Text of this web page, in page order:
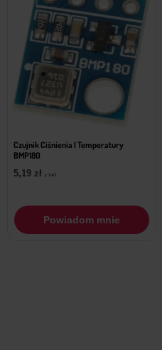
Czujnik Ciśnienia I Temperatury
BMP180
5,19 zł z VAT
Powiadom mnie